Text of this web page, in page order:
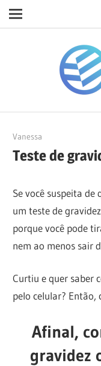
Navigation
28/03/2023
Vanessa
Teste de
Se você suspeita de
um teste de
porque você pode
nem ao menos sair
Curtiu e quer saber
pelo celular? Então,
Afinal,
gravidez